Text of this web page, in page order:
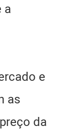
a
e
as
da